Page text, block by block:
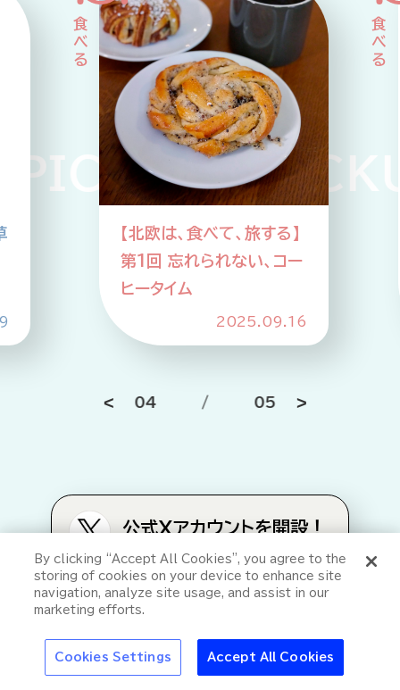
特集
“冷え”で夏はもっと
おいしくなる
なぜ冷やすとうま
い？スーパードラ
【北欧は、食べて、旅する】
第2回 SDGs先進国のア
ップサイクルな食事情
2025.10.21
05 / 05
公式Xアカウントを開設！
タイムリーに情報発信していきます。
ぜひご覧ください。
＠harenohiasahiをフォローする
By clicking “Accept All Cookies”, you agree to the
storing of cookies on your device to enhance site
navigation, analyze site usage, and assist in our
marketing efforts.
Cookies Settings Accept All Cookies